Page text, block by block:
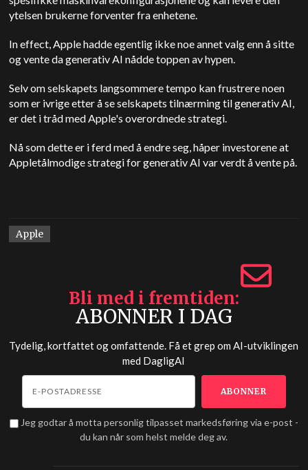
ytelsen brukerne forventer fra enhetene.
In effect,Applehadde egentlig ikke noe annet valg enn å sitte
og vente da generativ AI nådde toppen av hypen.
Selv om selskapets langsommere tempo kan frustrere noen
som er ivrige etter å se selskapets tilnærming til generativ AI,
er det i tråd medApple's overordnede strategi.
Nå som dette er i ferd med å endre seg, håper investorene at
Appletålmodige strategi for generativ AI var verdt å vente på.
Apple
Bli med i fremtiden
ABONNER I DAG
Tydelig, kortfattet og omfattende. Få et grep om AI-utviklingen
med DagligAI
Jeg godtar å motta personlig tilpasset markedsføring via e-post -
du kan når som helst melde deg av.